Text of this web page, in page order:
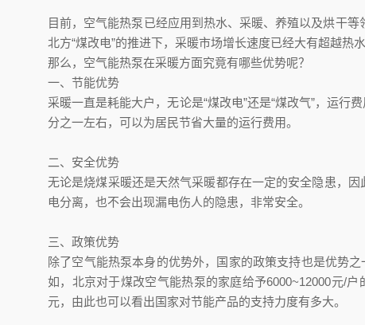
目前，空气能热泵已经应用到热水、采暖、养殖以及烘干
北方“煤改电”的推进下，采暖市场增长速度已经大有超越热水
那么，空气能热泵在采暖方面究竟有哪些优势呢？
一、节能优势
采暖一直是耗能大户，无论是“煤改电”还是“煤改气”，运
分之一左右，可以为居民节省大量的运行费用。
二、安全优势
无论是烧煤采暖还是天然气采暖都存在一定的安全隐患，
电分离，也不会出现漏电伤人的隐患，非常安全。
三、政策优势
除了空气能热泵本身的优势外，国家的政策支持也是优势
如，北京对于煤改空气能热泵的家庭给予6000~12000元/
元，由此也可以看出国家对节能产品的支持力度有多大。